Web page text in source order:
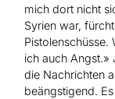
mich dort nicht
Syrien war,
Pistolenschüsse.
ich auch Angst.»
die Nachrichten
beängstigend.